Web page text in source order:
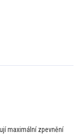
maximální zpevnění